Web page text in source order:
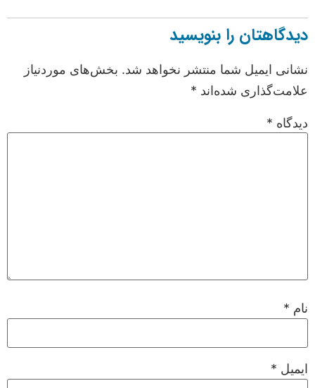
دیدگاهتان را بنویسید
نشانی ایمیل شما منتشر نخواهد شد. بخش‌های موردنیاز
علامت‌گذاری شده‌اند *
دیدگاه *
نام *
ایمیل *